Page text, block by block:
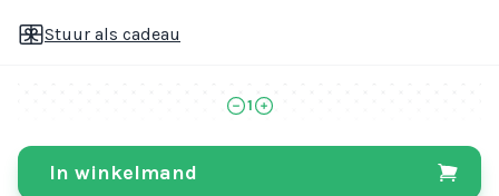
Stuur als cadeau
1
In winkelmand